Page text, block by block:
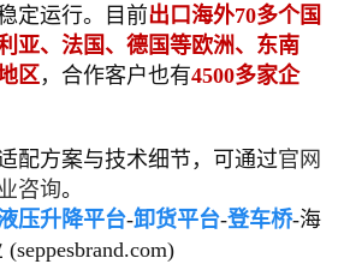
定运行。目前出口海外70多个国
亚、法国、德国等欧洲、东南
区，合作客户也有4500多家企
方案与技术细节，可通过官网
咨询。
压升降平台-卸货平台-登车桥-海